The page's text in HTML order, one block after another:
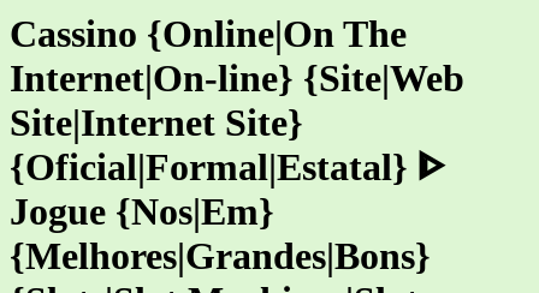
Cassino {Online|On The
Internet|On-line} {Site|Web
Site|Internet Site}
{Oficial|Formal|Estatal} ᐈ
Jogue {Nos|Em}
{Melhores|Grandes|Bons}